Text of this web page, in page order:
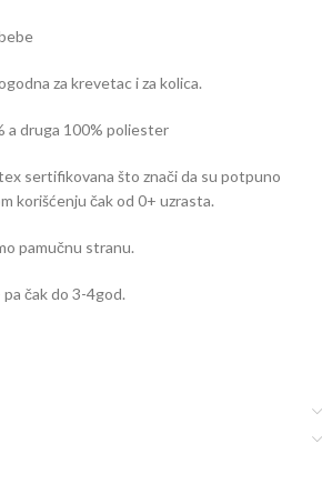
za krevetac i za kolica.
a druga 100% poliester
sertifikovana što znači da su potpuno
korišćenju čak od 0+ uzrasta.
pamučnu stranu.
čak do 3-4god.